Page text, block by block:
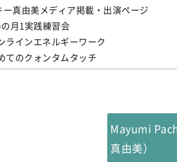
ー真由美メディア掲載・出演ページ
月1実践練習会
ラインエネルギーワーク
てのクォンタムタッチ
Mayumi
真由美）